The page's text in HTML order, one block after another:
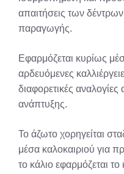
απαιτήσεις των
παραγωγής.
Εφαρμόζεται κυρίως
αρδευόμενες
διαφορετικές
ανάπτυξης.
Το άζωτο χορηγείται
μέσα καλοκαιριού για
το κάλιο εφαρμόζεται